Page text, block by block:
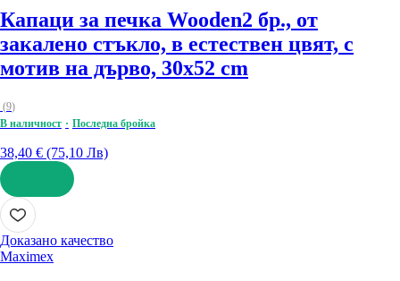
Капаци за печка Wooden2 бр., от
закалено стъкло, в естествен цвят, с
мотив на дърво, 30x52 cm
(9)
В наличност
Последна бройка
38,40 € (75,10 Лв)
ДОБАВИ
Доказано качество
Maximex